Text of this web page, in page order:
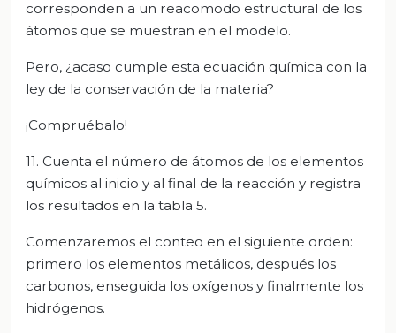
corresponden a un reacomodo estructural de los
átomos que se muestran en el modelo.
Pero, ¿acaso cumple esta ecuación química con la
ley de la conservación de la materia?
¡Compruébalo!
11. Cuenta el número de átomos de los elementos
químicos al inicio y al final de la reacción y registra
los resultados en la tabla 5.
Comenzaremos el conteo en el siguiente orden:
primero los elementos metálicos, después los
carbonos, enseguida los oxígenos y finalmente los
hidrógenos.